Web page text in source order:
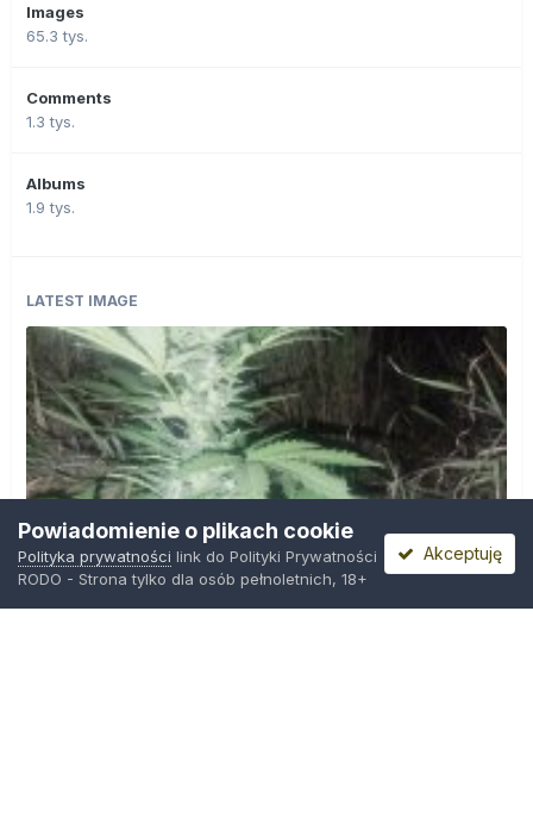
Images
65.3 tys.
Comments
1.3 tys.
Albums
1.9 tys.
LATEST IMAGE
Powiadomienie o plikach cookie
Polityka prywatności link do Polityki Prywatności
RODO - Strona tylko dla osób pełnoletnich, 18+
Akceptuję